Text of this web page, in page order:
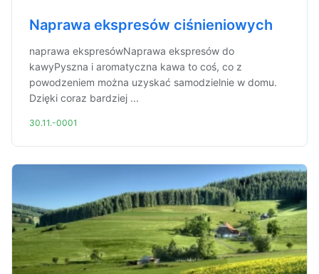
Naprawa ekspresów ciśnieniowych
naprawa ekspresówNaprawa ekspresów do
kawyPyszna i aromatyczna kawa to coś, co z
powodzeniem można uzyskać samodzielnie w domu.
Dzięki coraz bardziej ...
30.11.-0001